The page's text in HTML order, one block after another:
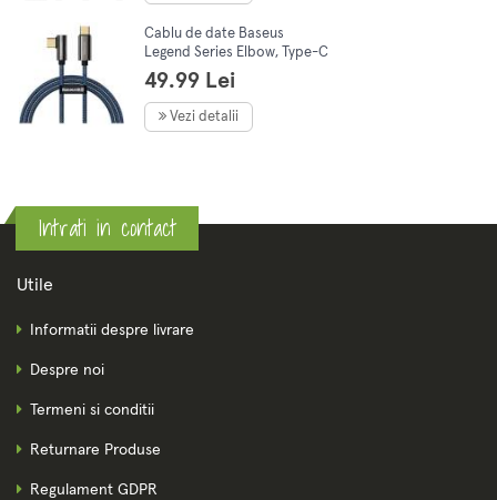
Cablu de date Baseus
Legend Series Elbow, Type-C
la Type-C, Fast Charging Blue
100W, 5A, 1m
49.99 Lei
Vezi detalii
Intrati in contact
Utile
Informatii despre livrare
Despre noi
Termeni si conditii
Returnare Produse
Regulament GDPR